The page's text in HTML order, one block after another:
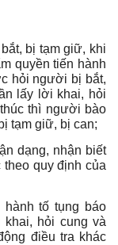
bị tạm giữ, khi
quyền tiến hành
hỏi người bị bắt,
lấy lời khai, hỏi
thì người bào
tạm giữ, bị can;
dạng, nhận biết
quy định của
tố tụng báo
hỏi cung và
điều tra khác